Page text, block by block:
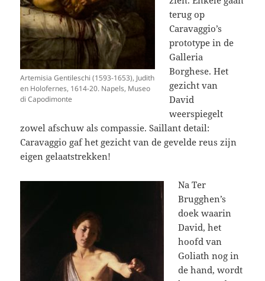
Artemisia Gentileschi (1593-1653), Judith
en Holofernes, 1614-20. Napels, Museo
di Capodimonte
terug op
Caravaggio’s
prototype in de
Galleria
Borghese. Het
gezicht van
David
weerspiegelt
zowel afschuw als compassie. Saillant detail:
Caravaggio gaf het gezicht van de gevelde reus zijn
eigen gelaatstrekken!
Na Ter
Brugghen’s
doek waarin
David, het
hoofd van
Goliath nog in
de hand, wordt